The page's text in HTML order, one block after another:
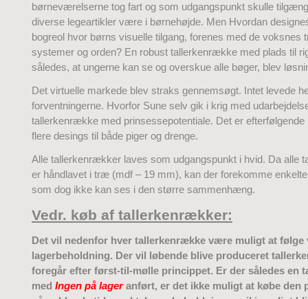
børneværelserne tog fart og som udgangspunkt skulle
diverse legeartikler være i børnehøjde. Men Hvordan
bogreol hvor børns visuelle tilgang, forenes med de voksnes
systemer og orden? En robust tallerkenrække med plads til
således, at ungerne kan se og overskue alle bøger, blev
Det virtuelle markede blev straks gennemsøgt. Intet levede
forventningerne. Hvorfor Sune selv gik i krig med
tallerkenrække med prinsessepotentiale. Det er efterfølgende
flere desings til både piger og drenge.
Alle tallerkenrækker laves som udgangspunkt i hvid. Da alle
er håndlavet i træ (mdf – 19 mm), kan der forekomme
som dog ikke kan ses i den større sammenhæng.
Vedr. køb af tallerkenrækker:
Det vil nedenfor hver tallerkenrække være muligt at følge
lagerbeholdning. Der vil løbende blive produceret
foregår efter først-til-mølle princippet. Er der således en
med Ingen på lageranført, er det ikke muligt at købe den